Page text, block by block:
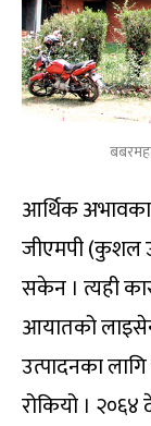
आर्थिक
जीएमपी (कुशल
सकेन । त्यही
आयातको
उत्पादनका
रोकियो ।